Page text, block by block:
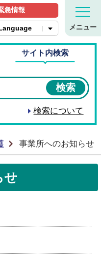
西市ホームページ
急情報
Language メニュー
サイト内検索
検索について
事業所へのお知らせ
せ